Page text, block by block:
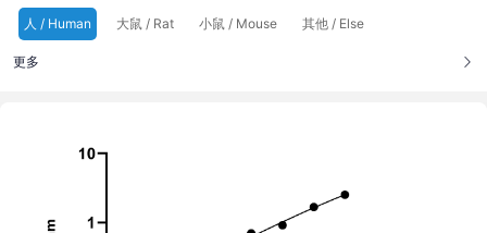
人 / Human
大鼠 / Rat 小鼠 / Mouse 其他 / Else
更多